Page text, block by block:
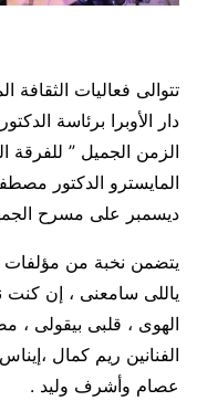
تتوالى فعاليات الثقافة
دار الأوبرا برئاسة
الزمن الجميل ” للفرقة
ديسمبر على مسرح
يتضمن نخبة من مؤلفات
ياللى سامعنى ، إن كنت
الهوى ، قلبى بيقولى ،
الفنانين ريم كمال
عصام وأشرف وليد .